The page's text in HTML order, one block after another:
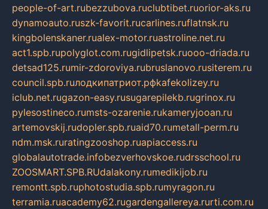
people-of-art.rubezzubova.ruclubtibet.ruorior-aks.ru
dynamoauto.ruszk-favorit.rucarlines.ruflatnsk.ru
kingbolenskaner.rualex-motor.ruastroline.net.ru
act1.spb.rupolyglot.com.rugidlipetsk.ruooo-driada.ru
detsad125.rumir-zdoroviya.rubruslanovo.rusiterem.ru
council.spb.ruлодкипатриот.рфkafekolizey.ru
iclub.net.rugazon-easy.rusugarepilekb.rugrinox.ru
pylesostineco.rumsts-ozarenie.rukameryjooan.ru
artemovskij.rudopler.spb.ruaid70.rumetall-perm.ru
ndm.msk.ruratingzooshop.ruapiaccess.ru
globalautotrade.infobezverhovskoe.rudrsschool.ru
ZOOSMART.SPB.RUdalakony.rumedikijob.ru
remontt.spb.ruphotostudia.spb.rumyragon.ru
terramia.ruacademy62.rugardengallereya.rurti.com.ru